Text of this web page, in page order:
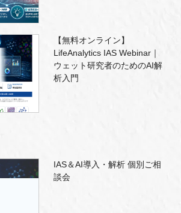
【無料オンライン】
LifeAnalytics IAS Webinar｜
ウェット研究者のためのAI解
析入門
IAS＆AI導入・解析 個別ご相
談会